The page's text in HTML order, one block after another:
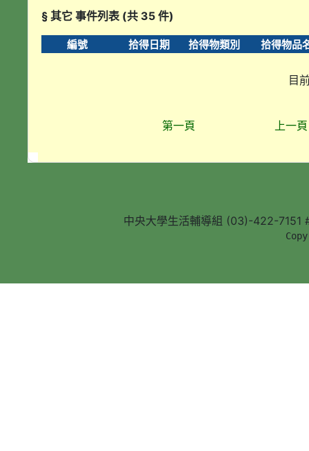
§ 其它 事件列表 (共 35 件)
編號 拾得日期 拾得物類別 拾得物品
目
第一頁 上一頁
中央大學生活輔導組 (03)-422-7151